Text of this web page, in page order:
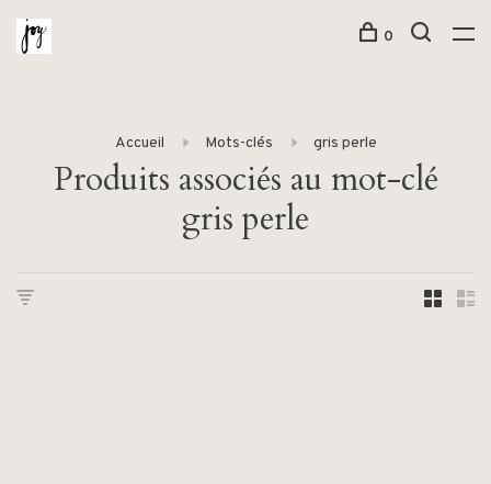
0
Accueil Mots-clés gris perle
Produits associés au mot-clé
gris perle